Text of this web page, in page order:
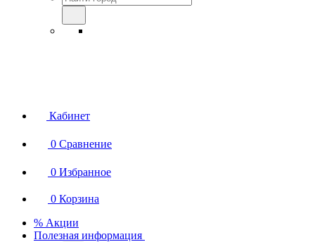
Кабинет
0 Сравнение
0 Избранное
0 Корзина
% Акции
Полезная информация